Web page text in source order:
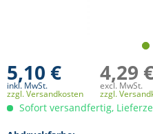
5,10 €
inkl. MwSt.
zzgl. Versandkosten
4,29
excl. MwSt.
zzgl.
Sofort versandfertig,